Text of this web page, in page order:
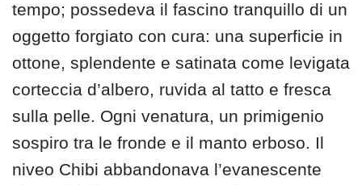
tempo; possedeva il fascino tranquillo di un
oggetto forgiato con cura: una superficie in
ottone, splendente e satinata come levigata
corteccia d’albero, ruvida al tatto e fresca
sulla pelle. Ogni venatura, un primigenio
sospiro tra le fronde e il manto erboso. Il
niveo Chibi abbandonava l’evanescente